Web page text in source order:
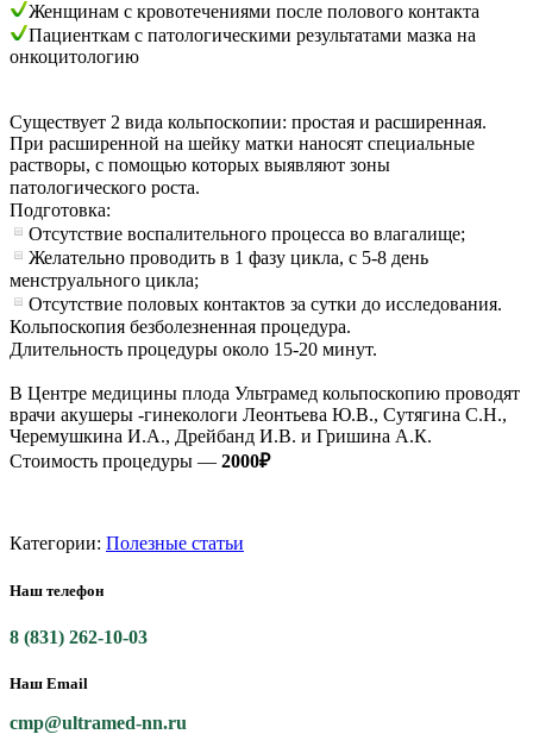
Женщинам с кровотечениями после полового контакта
Пациенткам с патологическими результатами мазка на
онкоцитологию
Существует 2 вида кольпоскопии: простая и расширенная.
При расширенной на шейку матки наносят специальные
растворы, с помощью которых выявляют зоны
патологического роста.⠀
Подготовка:⠀
Отсутствие воспалительного процесса во влагалище;⠀
Желательно проводить в 1 фазу цикла, с 5-8 день
менструального цикла;⠀
Отсутствие половых контактов за сутки до исследования.⠀
Кольпоскопия безболезненная процедура.⠀
Длительность процедуры около 15-20 минут.⠀
В Центре медицины плода Ультрамед кольпоскопию проводят
врачи акушеры -гинекологи Леонтьева Ю.В., Сутягина С.Н.,
Черемушкина И.А., Дрейбанд И.В. и Гришина А.К.
Стоимость процедуры — 2000₽
Категории: Полезные статьи
Наш телефон
8 (831) 262-10-03
Наш Email
cmp@ultramed-nn.ru